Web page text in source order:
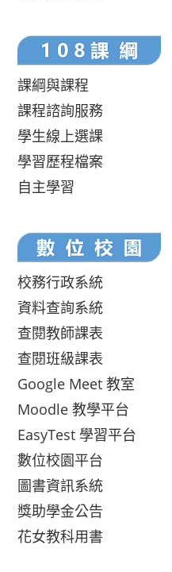
課綱與課程
課程諮詢服務
學生線上選課
學習歷程檔案
自主學習
校務行政系統
資料查詢系統
查閱教師課表
查閱班級課表
Google Meet 教室
Moodle 教學平台
EasyTest 學習平台
數位校園平台
圖書資訊系統
獎助學金公告
花女教科用書